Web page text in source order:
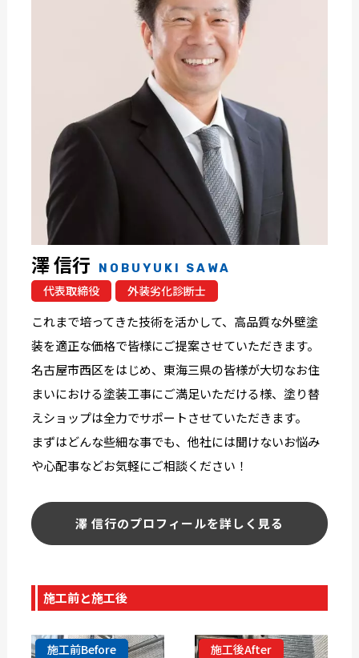
澤 信行 NOBUYUKI SAWA
代表取締役 外装劣化診断士
これまで培ってきた技術を活かして、高品質な外壁塗
装を適正な価格で皆様にご提案させていただきます。
名古屋市西区をはじめ、東海三県の皆様が大切なお住
まいにおける塗装工事にご満足いただける様、塗り替
えショップは全力でサポートさせていただきます。
まずはどんな些細な事でも、他社には聞けないお悩み
や心配事などお気軽にご相談ください！
澤 信行のプロフィールを詳しく見る
施工前と施工後
施工前Before 施工後After